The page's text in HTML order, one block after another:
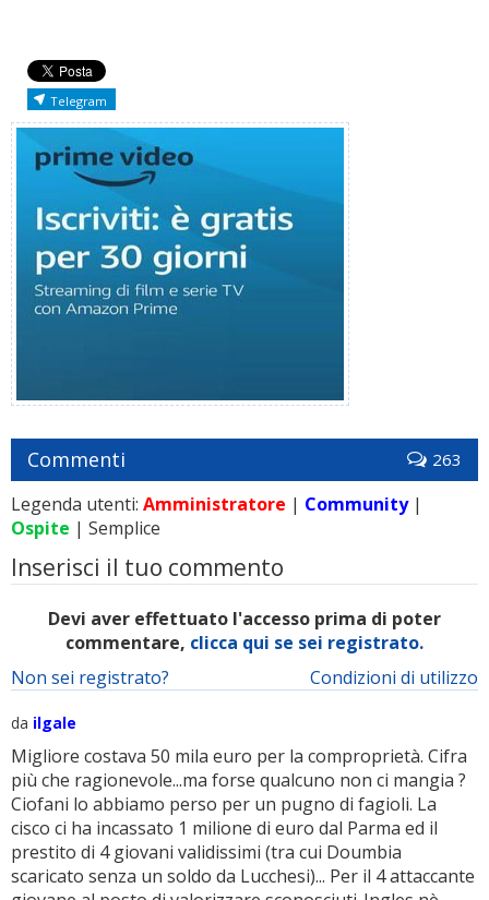
Telegram
Commenti 263
Legenda utenti: Amministratore | Community|
Ospite | Semplice
Inserisci il tuo commento
Devi aver effettuato l'accesso prima di poter
commentare, clicca qui se sei registrato.
Condizioni di utilizzo
Non sei registrato?
da ilgale
Migliore costava 50 mila euro per la comproprietà. Cifra
più che ragionevole...ma forse qualcuno non ci mangia ?
Ciofani lo abbiamo perso per un pugno di fagioli. La
cisco ci ha incassato 1 milione di euro dal Parma ed il
prestito di 4 giovani validissimi (tra cui Doumbia
scaricato senza un soldo da Lucchesi)... Per il 4 attaccante